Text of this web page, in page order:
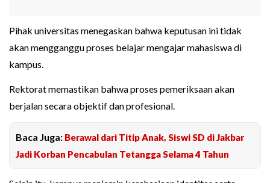
Pihak universitas menegaskan bahwa keputusan ini tidak
akan mengganggu proses belajar mengajar mahasiswa di
kampus.
Rektorat memastikan bahwa proses pemeriksaan akan
berjalan secara objektif dan profesional.
Baca Juga: Berawal dari Titip Anak, Siswi SD di Jakbar
Jadi Korban Pencabulan Tetangga Selama 4 Tahun